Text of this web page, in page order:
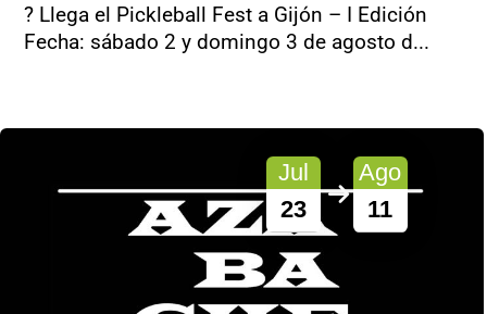
? Llega el Pickleball Fest a Gijón – I Edición
Fecha: sábado 2 y domingo 3 de agosto d...
Jul
23
Ago
11